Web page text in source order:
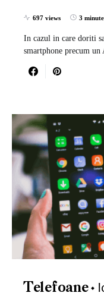
697 views 3
In cazul in care doriti
smartphone precum
Telefoane